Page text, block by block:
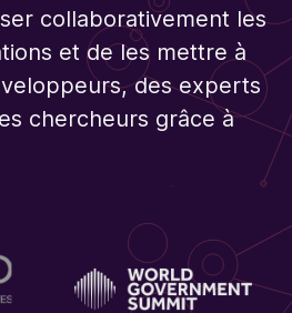
collaborativement les
et de les mettre à
des experts
chercheurs grâce à